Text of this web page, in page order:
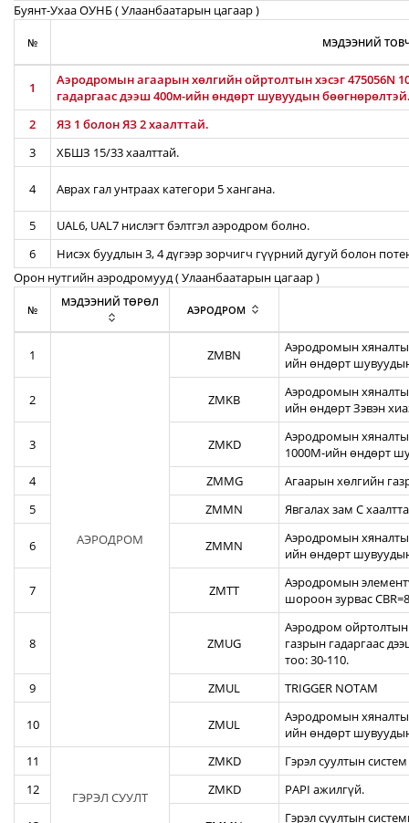
Буянт-Ухаа ОУНБ ( Улаанбаатарын цагаар )
№ МЭДЭЭНИЙ
1
Аэродромын агаарын хөлгийн ойртолтын хэсэг 475056N
гадаргаас дээш 400м-ийн өндөрт шувуудын
2
ЯЗ 1 болон ЯЗ 2 хаалттай.
3
ХБШЗ 15/33 хаалттай.
4 Аврах гал унтраах категори 5 хангана.
5
UAL6, UAL7 нислэгт бэлтгэл аэродром болно.
6
Нисэх буудлын 3, 4 дүгээр зорчигч гүүрний дугуй болон
Орон нутгийн аэродромууд ( Улаанбаатарын цагаар )
№
МЭДЭЭНИЙ ТӨРӨЛ
АЭРОДРОМ
1
АЭРОДРОМ
ZMBN
Аэродромын
ийн өндөрт
2 ZMKB
Аэродромын
ийн өндөрт Зэвэн
3 ZMKD
Аэродромын
1000М-ийн өндөрт
4
ZMMG
Агаарын хөлгийн
5
ZMMN Явгалах зам С
6 ZMMN
Аэродромын
ийн өндөрт
7 ZMTT
Аэродромын
шороон зурвас
8 ZMUG
Аэродром ойртолтын
газрын гадаргаас
тоо: 30-110.
9
ZMUL TRIGGER NOTAM
10 ZMUL
Аэродромын
ийн өндөрт
11
ГЭРЭЛ СУУЛТ
ZMKD
Гэрэл суултын
12
ZMKD PAPI ажилгүй.
Гэрэл суултын